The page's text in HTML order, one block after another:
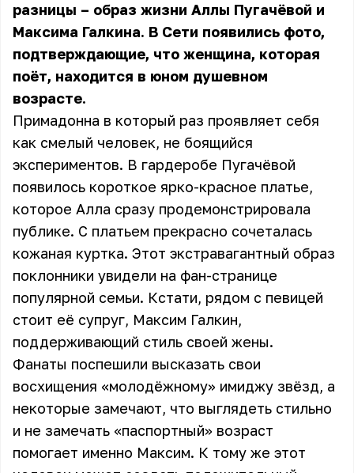
разницы – образ жизни Аллы Пугачёвой и
Максима Галкина. В Сети появились фото,
подтверждающие, что женщина, которая
поёт, находится в юном душевном
возрасте.
Примадонна в который раз проявляет себя
как смелый человек, не боящийся
экспериментов. В гардеробе Пугачёвой
появилось короткое ярко-красное платье,
которое Алла сразу продемонстрировала
публике. С платьем прекрасно сочеталась
кожаная куртка. Этот экстравагантный образ
поклонники увидели на фан-странице
популярной семьи. Кстати, рядом с певицей
стоит её супруг, Максим Галкин,
поддерживающий стиль своей жены.
Фанаты поспешили высказать свои
восхищения «молодёжному» имиджу звёзд, а
некоторые замечают, что выглядеть стильно
и не замечать «паспортный» возраст
помогает именно Максим. К тому же этот